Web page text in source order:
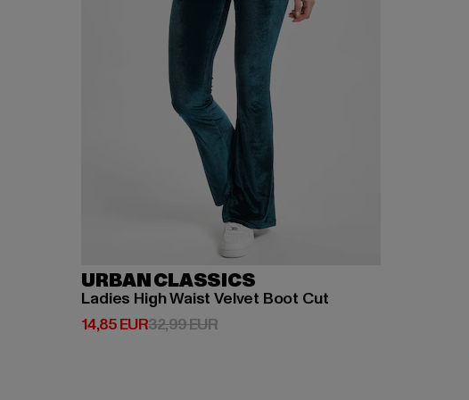
URBAN CLASSICS
Ladies High Waist Velvet Boot Cut
14,85 EUR
Derzeitiger Preis: 14,85 EUR
32,99 EURAktionspreis: 32,99 EUR